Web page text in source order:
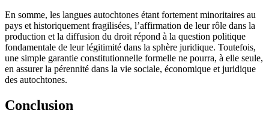
En somme, les langues autochtones étant fortement minoritaires au
pays et historiquement fragilisées, l’affirmation de leur rôle dans la
production et la diffusion du droit répond à la question politique
fondamentale de leur légitimité dans la sphère juridique. Toutefois,
une simple garantie constitutionnelle formelle ne pourra, à elle seule,
en assurer la pérennité dans la vie sociale, économique et juridique
des autochtones.
Conclusion